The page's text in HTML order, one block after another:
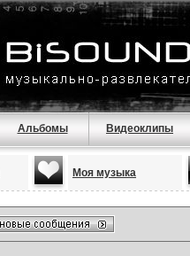
Альбомы Видеоклипы
Моя музыка